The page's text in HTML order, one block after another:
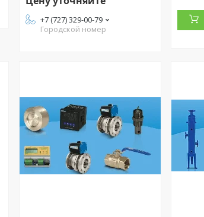
+7 (727) 329-00-79
Городской номер